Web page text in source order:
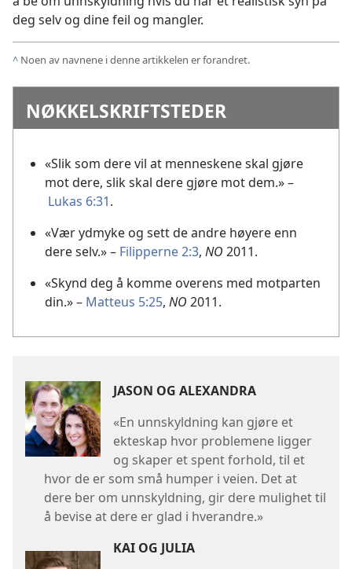
deg selv og dine feil og mangler.
^ Noen av navnene i denne artikkelen er forandret.
NØKKELSKRIFTSTEDER
«Slik som dere vil at menneskene skal gjøre
mot dere, slik skal dere gjøre mot dem.» –
Lukas 6:31.
«Vær ydmyke og sett de andre høyere enn
dere selv.» – Filipperne 2:3, NO 2011.
«Skynd deg å komme overens med motparten
din.» – Matteus 5:25, NO 2011.
JASON OG ALEXANDRA
«En unnskyldning kan gjøre et
ekteskap hvor problemene ligger
og skaper et spent forhold, til et
hvor de er som små humper i veien. Det at
dere ber om unnskyldning, gir dere mulighet til
å bevise at dere er glad i hverandre.»
KAI OG JULIA